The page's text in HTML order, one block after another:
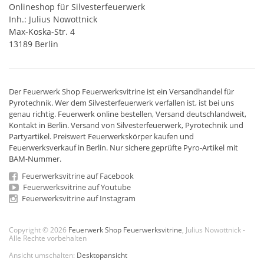
Onlineshop für Silvesterfeuerwerk
Inh.: Julius Nowottnick
Max-Koska-Str. 4
13189 Berlin
Der Feuerwerk Shop Feuerwerksvitrine ist ein Versandhandelfür
Pyrotechnik. Wer dem Silvesterfeuerwerk verfallen ist, ist bei uns
genau richtig. Feuerwerk online bestellen,Versand deutschlandweit,
Kontakt in Berlin. Versand von Silvesterfeuerwerk, Pyrotechnik und
Partyartikel. Preiswert Feuerwerkskörper kaufen und
Feuerwerksverkauf in Berlin. Nur sichere geprüfte Pyro-Artikel mit
BAM-Nummer.
Feuerwerksvitrine auf Facebook
Feuerwerksvitrine auf Youtube
Feuerwerksvitrine auf Instagram
Copyright © 2026 Feuerwerk Shop Feuerwerksvitrine , Julius Nowottnick -
Alle Rechte vorbehalten
Ansicht umschalten: Desktopansicht